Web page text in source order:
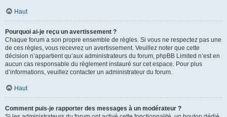
Haut
Pourquoi ai-je reçu un avertissement ?
Chaque forum a son propre ensemble de règles. Si vous ne respectez pas une
de ces règles, vous recevrez un avertissement. Veuillez noter que cette
décision n’appartient qu’aux administrateurs du forum, phpBB Limited n’est en
aucun cas responsable du règlement instauré sur cet espace. Pour plus
d’informations, veuillez contacter un administrateur du forum.
Haut
Comment puis-je rapporter des messages à un modérateur ?